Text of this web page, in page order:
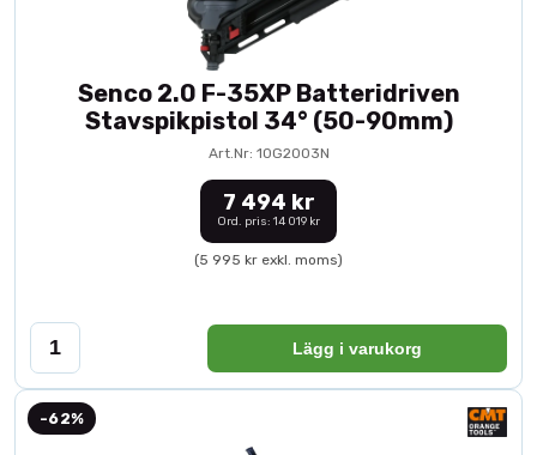
Senco 2.0 F-35XP Batteridriven
Stavspikpistol 34° (50-90mm)
Art.Nr: 10G2003N
7 494 kr
Ord. pris: 14 019 kr
(5 995 kr exkl. moms)
Lägg i varukorg
-62%